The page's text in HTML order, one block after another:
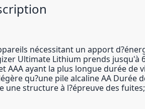
nécessitant un apport
Ultimate Lithium prends
ayant la plus longue durée de
qu?une pile alcaline AA Durée
une structure à l?épreuve des fuites;